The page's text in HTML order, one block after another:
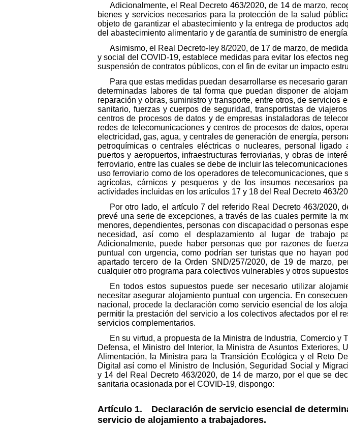
Adicionalmente, el Real Decreto 463/2020, de 14 de marzo,
bienes y servicios necesarios para la protección de la salud
objeto de garantizar el abastecimiento y la entrega de productos
del abastecimiento alimentario y de garantía de suministro de
Asimismo, el Real Decreto-ley 8/2020, de 17 de marzo, de
y social del COVID-19, establece medidas para evitar los efectos
suspensión de contratos públicos, con el fin de evitar un impacto
Para que estas medidas puedan desarrollarse es necesario
determinadas labores de tal forma que puedan disponer de
reparación y obras, suministro y transporte, entre otros, de
sanitario, fuerzas y cuerpos de seguridad, transportistas de
centros de procesos de datos y de empresas instaladoras de
redes de telecomunicaciones y centros de procesos de datos,
electricidad, gas, agua, y centrales de generación de energía,
petroquímicas o centrales eléctricas o nucleares, personal
puertos y aeropuertos, infraestructuras ferroviarias, y obras de
ferroviario, entre las cuales se debe de incluir las
uso ferroviario como de los operadores de telecomunicaciones,
agrícolas, cárnicos y pesqueros y de los insumos necesarios
actividades incluidas en los artículos 17 y 18 del Real Decreto 463/
Por otro lado, el artículo 7 del referido Real Decreto 463/2020,
prevé una serie de excepciones, a través de las cuales permite la
menores, dependientes, personas con discapacidad o personas
necesidad, así como el desplazamiento al lugar de trabajo
Adicionalmente, puede haber personas que por razones de
puntual con urgencia, como podrían ser turistas que no hayan
apartado tercero de la Orden SND/257/2020, de 19 de marzo,
cualquier otro programa para colectivos vulnerables y otros
En todos estos supuestos puede ser necesario utilizar
necesitar asegurar alojamiento puntual con urgencia. En
nacional, procede la declaración como servicio esencial de los
permitir la prestación del servicio a los colectivos afectados por el
servicios complementarios.
En su virtud, a propuesta de la Ministra de Industria, Comercio
Defensa, el Ministro del Interior, la Ministra de Asuntos
Alimentación, la Ministra para la Transición Ecológica y el Reto
Digital así como el Ministro de Inclusión, Seguridad Social y
y 14 del Real Decreto 463/2020, de 14 de marzo, por el que se
sanitaria ocasionada por el COVID-19, dispongo:
Artículo 1. Declaración de servicio esencial de
servicio de alojamiento a trabajadores.